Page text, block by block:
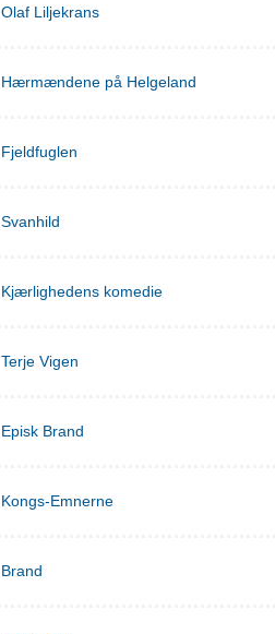
Olaf Liljekrans
Hærmændene på Helgeland
Fjeldfuglen
Svanhild
Kjærlighedens komedie
Terje Vigen
Episk Brand
Kongs-Emnerne
Brand